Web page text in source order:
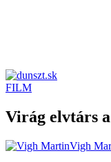
FILM
Virág elvtárs
Vigh